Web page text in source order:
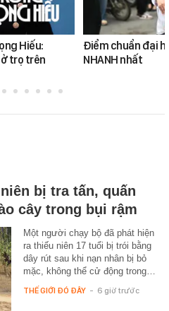
Hiếu:
trọ trên
Điểm chuẩn đại
NHANH nhất
bị tra tấn, quấn
cây trong bụi rậm
Một người chạy bộ đã phát hiện
ra thiếu niên 17 tuổi bị trói bằng
dây rút sau khi nạn nhân bị bỏ
mặc, không thể cử động trong…
THẾ GIỚI ĐÓ ĐÂY - 6 giờ trước